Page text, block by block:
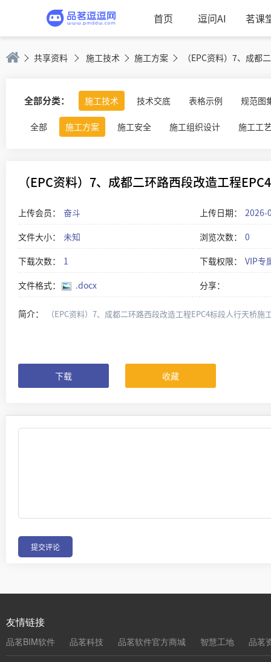
首页 逗问AI 茗课
共享资料 施工技术 施工方案
全部分类： 施工技术 技术交底 表格示例 规范图
全部 施工方案 施工安全 施工组织设计 施工工
（EPC资料）7、成都二环路西段改造工程
上传会员： 奋斗 上传日期：
2026-
文件大小：
未知 浏览次数：
0
下载次数：
1 下载权限：
VIP专
文件格式：
.docx 分享：
简介： （EPC资料）7、成都二环路西段改造工程EPC4标段人行天桥施
下载 收藏
友情链接
品茗BIM软件 品茗科技 品茗软件官方商城 智慧工地 品茗